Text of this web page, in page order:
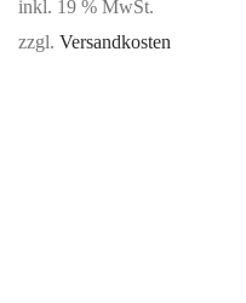
inkl. 19 % MwSt.
zzgl. Versandkosten